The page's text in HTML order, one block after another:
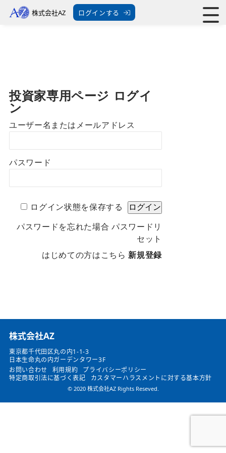
株式会社AZ ログインする
投資家専用ページ ログイ
ン
ユーザー名またはメールアドレス
パスワード
ログイン状態を保存する
パスワードを忘れた場合 パスワードリ
セット
はじめての方はこちら 新規登録
​株式会社AZ
東京都千代田区丸の内1-1-3
日本生命丸の内ガーデンタワー3F
お問い合わせ
利用規約
プライバシーポリシー
特定商取引法に基づく表記
カスタマーハラスメントに対する基本方針
© 2020 株式会社AZ Rights Reseved.